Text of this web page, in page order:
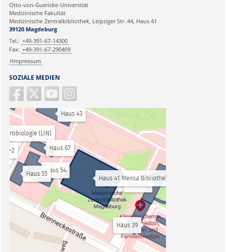
SOZIALE MEDIEN
Otto-von-Guericke-Universität
Medizinische Fakultät
Medizinische Zentralbibliothek, Leipziger Str. 44, Haus 41
39120 Magdeburg
Tel.: +49-391-67-14300
Fax: +49-391-67-290409
Impressum